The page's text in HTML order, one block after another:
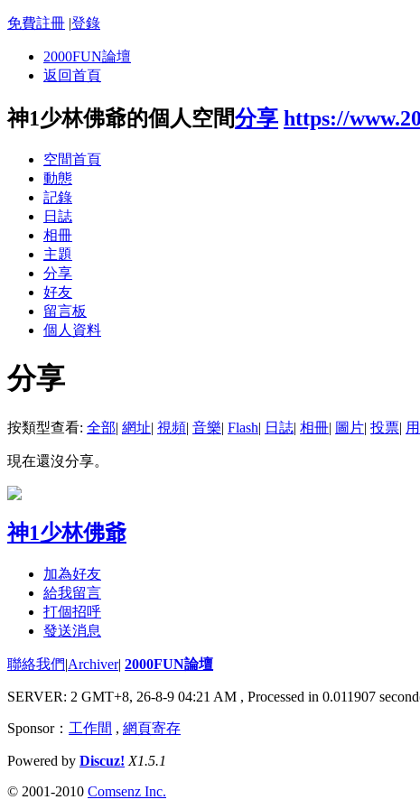
免費註冊 |登錄
2000FUN論壇
返回首頁
神1少林佛爺的個人空間分享 https://
空間首頁
動態
記錄
日誌
相冊
主題
分享
好友
留言板
個人資料
分享
按類型查看: 全部| 網址| 視頻| 音樂| Flash| 日誌| 相冊| 圖片| 投票|
現在還沒分享。
神1少林佛爺
加為好友
給我留言
打個招呼
發送消息
聯絡我們|Archiver| 2000FUN論壇
SERVER: 2 GMT+8, 26-8-9 04:21 AM , Processed in 0.011907
Sponsor： 工作間 , 網頁寄存
Powered by Discuz! X1.5.1
© 2001-2010 Comsenz Inc.